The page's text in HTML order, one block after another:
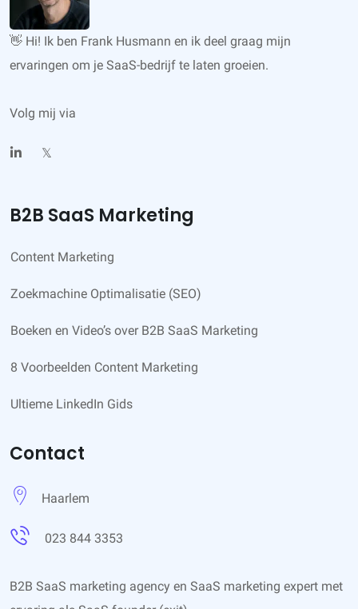
👋 Hi! Ik ben Frank Husmann en ik deel graag mijn
ervaringen om je SaaS-bedrijf te laten groeien.
Volg mij via
𝕏
B2B SaaS Marketing
Content Marketing
Zoekmachine Optimalisatie (SEO)
Boeken en Video’s over B2B SaaS Marketing
8 Voorbeelden Content Marketing
Ultieme LinkedIn Gids
Contact
Haarlem
023 844 3353
B2B SaaS marketing agency en SaaS marketing expert met